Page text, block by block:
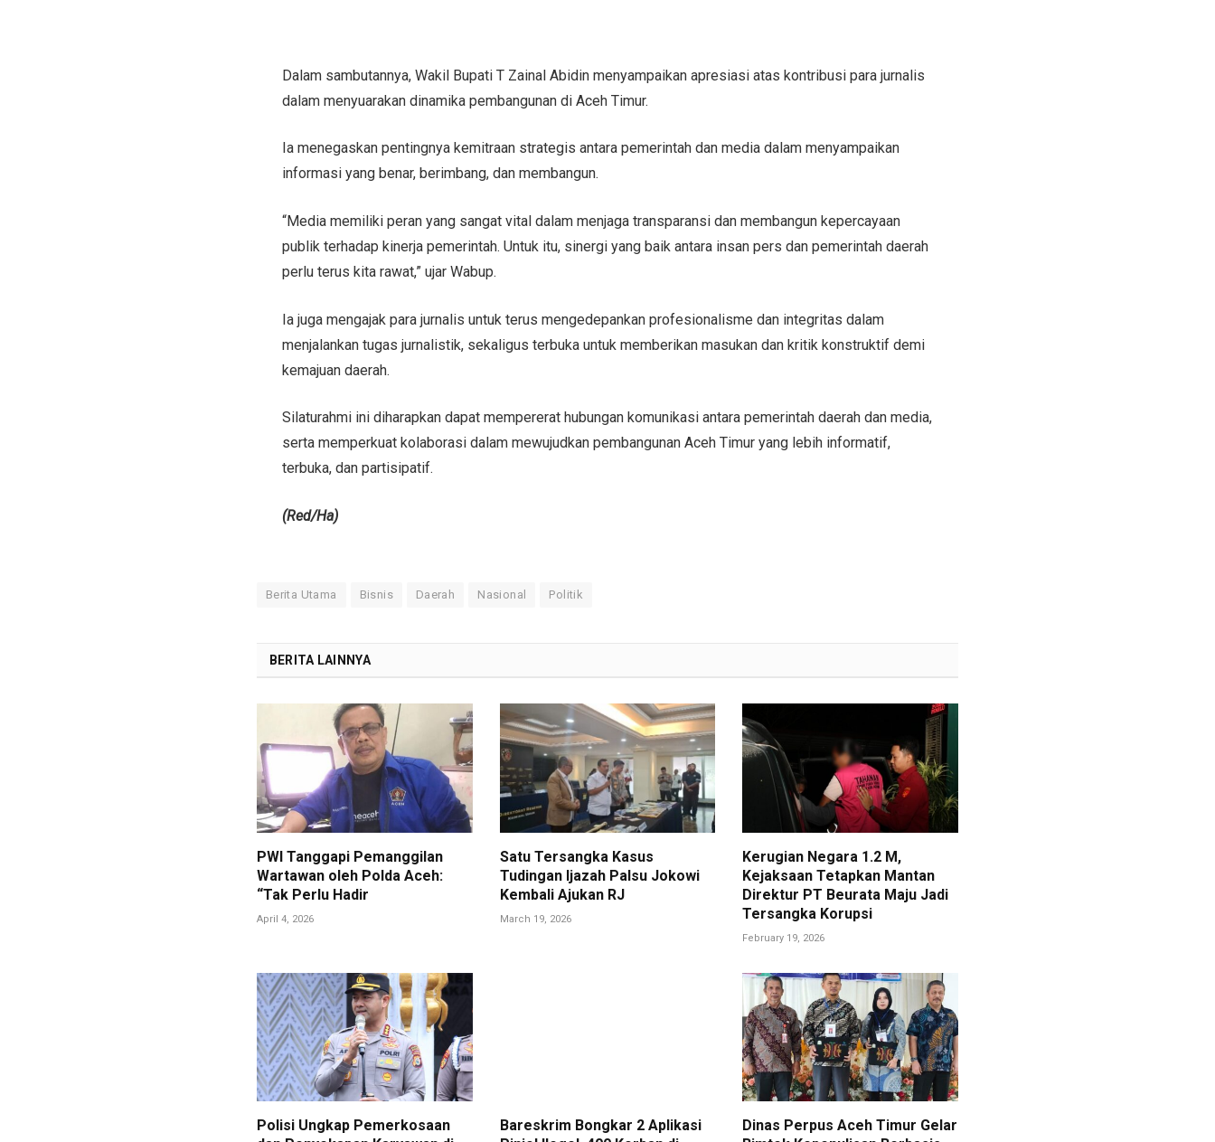
Dalam sambutannya, Wakil Bupati T Zainal Abidin menyampaikan apresiasi atas kontribusi para jurnalis
dalam menyuarakan dinamika pembangunan di Aceh Timur.
Ia menegaskan pentingnya kemitraan strategis antara pemerintah dan media dalam menyampaikan
informasi yang benar, berimbang, dan membangun.
“Media memiliki peran yang sangat vital dalam menjaga transparansi dan membangun kepercayaan
publik terhadap kinerja pemerintah. Untuk itu, sinergi yang baik antara insan pers dan pemerintah daerah
perlu terus kita rawat,” ujar Wabup.
Ia juga mengajak para jurnalis untuk terus mengedepankan profesionalisme dan integritas dalam
menjalankan tugas jurnalistik, sekaligus terbuka untuk memberikan masukan dan kritik konstruktif demi
kemajuan daerah.
Silaturahmi ini diharapkan dapat mempererat hubungan komunikasi antara pemerintah daerah dan media,
serta memperkuat kolaborasi dalam mewujudkan pembangunan Aceh Timur yang lebih informatif,
terbuka, dan partisipatif.
(Red/Ha)
Berita Utama Bisnis Daerah Nasional Politik
BERITA LAINNYA
PWI Tanggapi Pemanggilan
Wartawan oleh Polda Aceh:
“Tak Perlu Hadir
April 4, 2026
Satu Tersangka Kasus
Tudingan Ijazah Palsu Jokowi
Kembali Ajukan RJ
March 19, 2026
Kerugian Negara 1.2 M,
Kejaksaan Tetapkan Mantan
Direktur PT Beurata Maju Jadi
Tersangka Korupsi
February 19, 2026
Polisi Ungkap Pemerkosaan
Bareskrim Bongkar 2 Aplikasi
Dinas Perpus Aceh Timur Gelar